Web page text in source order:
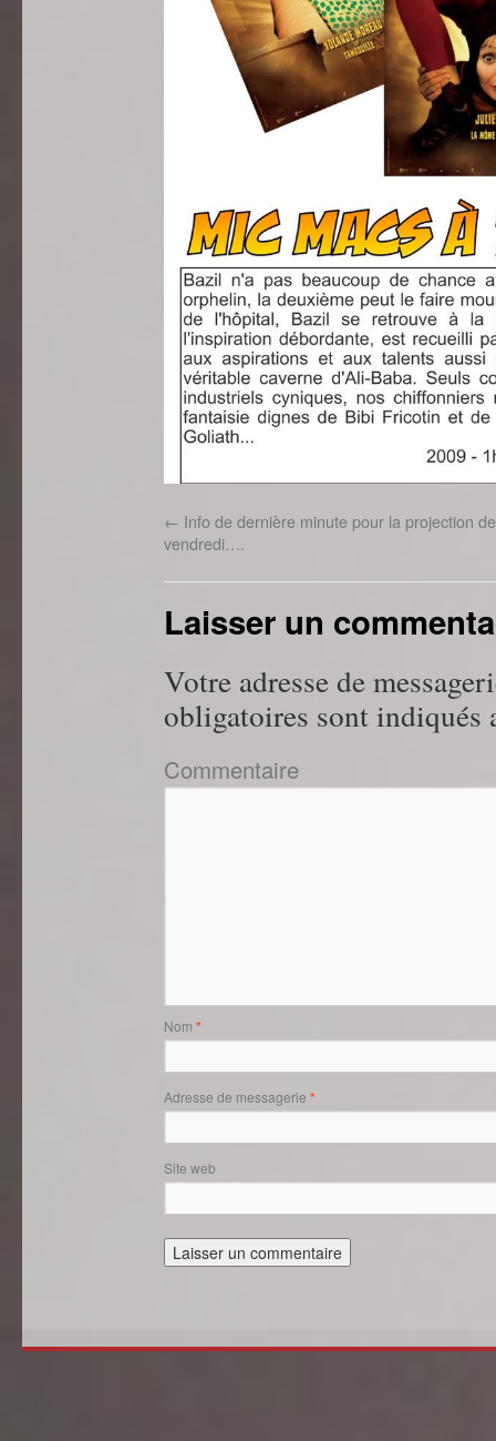
← Info de dernière minute pour la projection de
vendredi….
Laisser un
Votre adresse de
obligatoires sont indiqués
Commentaire
Nom *
Adresse de messagerie *
Site web